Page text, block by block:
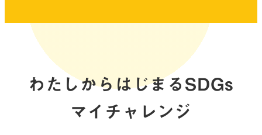
わたしからはじまるSDGs
マイチャレンジ